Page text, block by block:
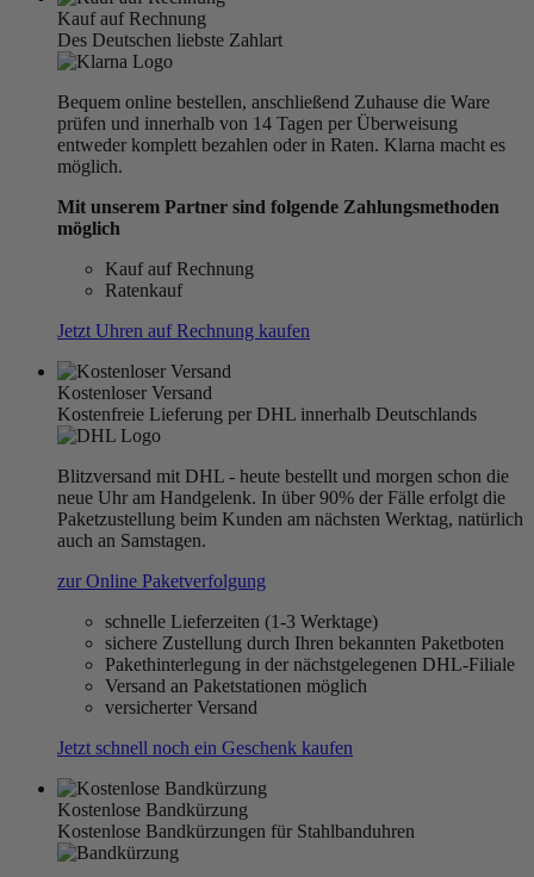
Kauf auf Rechnung
Des Deutschen liebste Zahlart
Bequem online bestellen, anschließend Zuhause die Ware
prüfen und innerhalb von 14 Tagen per Überweisung
entweder komplett bezahlen oder in Raten. Klarna macht es
möglich.
Mit unserem Partner sind folgende Zahlungsmethoden
möglich
Kauf auf Rechnung
Ratenkauf
Jetzt Uhren auf Rechnung kaufen
Kostenloser Versand
Kostenfreie Lieferung per DHL innerhalb Deutschlands
Blitzversand mit DHL - heute bestellt und morgen schon die
neue Uhr am Handgelenk. In über 90% der Fälle erfolgt die
Paketzustellung beim Kunden am nächsten Werktag, natürlich
auch an Samstagen.
zur Online Paketverfolgung
schnelle Lieferzeiten (1-3 Werktage)
sichere Zustellung durch Ihren bekannten Paketboten
Pakethinterlegung in der nächstgelegenen DHL-Filiale
Versand an Paketstationen möglich
versicherter Versand
Jetzt schnell noch ein Geschenk kaufen
Kostenlose Bandkürzung
Kostenlose Bandkürzungen für Stahlbanduhren